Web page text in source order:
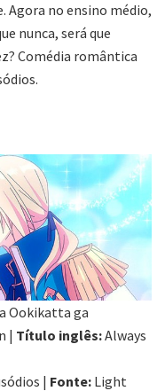
Agora no ensino médio,
nunca, será que
Comédia romântica
Ookikatta ga
| Título inglês:Always
| Fonte: Light